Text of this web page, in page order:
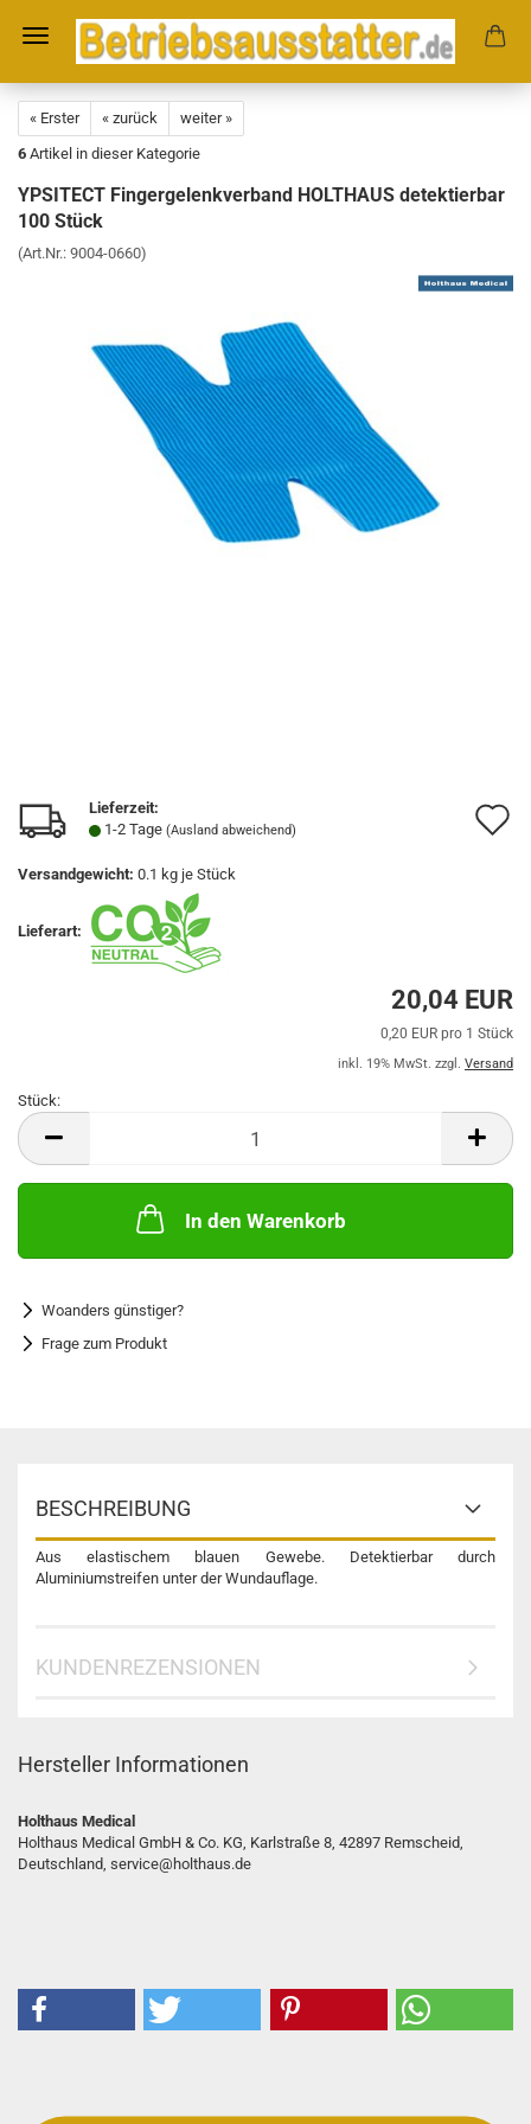
« Erster « zurück
weiter »
6 Artikel in dieser Kategorie
YPSITECT Fingergelenkverband HOLTHAUS detektierbar
100 Stück
(Art.Nr.: 9004-0660)
Lieferzeit:
1-2 Tage (Ausland abweichend)
Versandgewicht: 0.1 kg je Stück
Lieferart:
20,04 EUR
0,20 EUR pro 1 Stück
inkl. 19% MwSt. zzgl. Versand
Stück:
Stück
In den Warenkorb
Woanders günstiger?
Frage zum Produkt
BESCHREIBUNG
Aus elastischem blauen Gewebe. Detektierbar durch
Aluminiumstreifen unter der Wundauflage.
KUNDENREZENSIONEN
Hersteller Informationen
Holthaus Medical
Holthaus Medical GmbH & Co. KG, Karlstraße 8, 42897 Remscheid,
Deutschland, service@holthaus.de